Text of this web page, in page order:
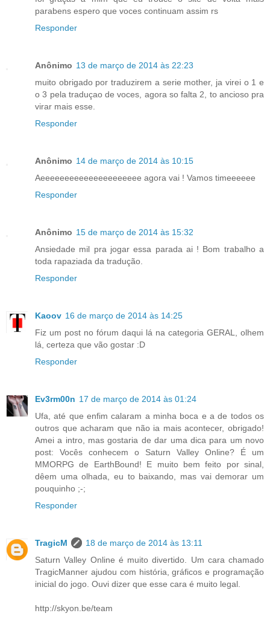
parabens espero que voces continuam assim rs
Responder
Anônimo 13 de março de 2014 às 22:23
muito obrigado por traduzirem a serie mother, ja virei o 1 e
o 3 pela traduçao de voces, agora so falta 2, to ancioso pra
virar mais esse.
Responder
Anônimo 14 de março de 2014 às 10:15
Aeeeeeeeeeeeeeeeeeeeee agora vai ! Vamos timeeeeee
Responder
Anônimo 15 de março de 2014 às 15:32
Ansiedade mil pra jogar essa parada ai ! Bom trabalho a
toda rapaziada da tradução.
Responder
Kaoov 16 de março de 2014 às 14:25
Fiz um post no fórum daqui lá na categoria GERAL, olhem
lá, certeza que vão gostar :D
Responder
Ev3rm00n 17 de março de 2014 às 01:24
Ufa, até que enfim calaram a minha boca e a de todos os
outros que acharam que não ia mais acontecer, obrigado!
Amei a intro, mas gostaria de dar uma dica para um novo
post: Vocês conhecem o Saturn Valley Online? É um
MMORPG de EarthBound! E muito bem feito por sinal,
dêem uma olhada, eu to baixando, mas vai demorar um
pouquinho ;-;
Responder
TragicM
18 de março de 2014 às 13:11
Saturn Valley Online é muito divertido. Um cara chamado
TragicManner ajudou com história, gráficos e programação
inicial do jogo. Ouvi dizer que esse cara é muito legal.
http://skyon.be/team